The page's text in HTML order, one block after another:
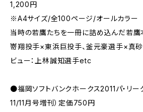
1,200円
※A4サイズ/全100ページ/オールカラー
当時の若鷹たちを一冊に詰め込んだ若鷹
嵜翔投手×東浜巨投手、釜元豪選手×真
ビュー：上林誠知選手etc
●福岡ソフトバンクホークス2011パ・リー
11/11月号増刊）定価750円